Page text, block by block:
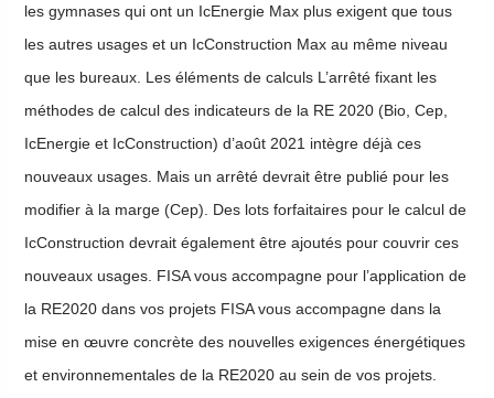
les gymnases qui ont un IcEnergie Max plus exigent que tous
les autres usages et un IcConstruction Max au même niveau
que les bureaux. Les éléments de calculs L’arrêté fixant les
méthodes de calcul des indicateurs de la RE 2020 (Bio, Cep,
IcEnergie et IcConstruction) d’août 2021 intègre déjà ces
nouveaux usages. Mais un arrêté devrait être publié pour les
modifier à la marge (Cep). Des lots forfaitaires pour le calcul de
IcConstruction devrait également être ajoutés pour couvrir ces
nouveaux usages. FISA vous accompagne pour l’application de
la RE2020 dans vos projets FISA vous accompagne dans la
mise en œuvre concrète des nouvelles exigences énergétiques
et environnementales de la RE2020 au sein de vos projets.